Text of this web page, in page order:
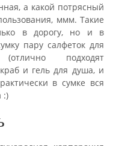
а какой потрясный
ммм. Такие
в дорогу, но и в
пару салфеток для
подходят
и гель для душа, и
в сумке вся
:)